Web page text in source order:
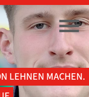
LEHNEN MACHEN.